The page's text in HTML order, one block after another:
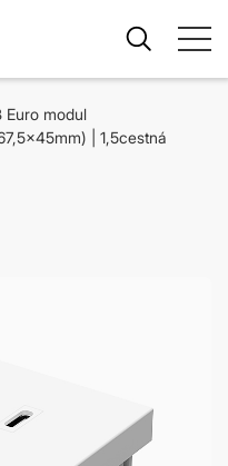
Euro modul
| 1,5cestná